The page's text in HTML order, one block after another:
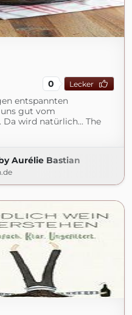
0 Lecker
entspannten
gut vom
wird natürlich... The
Aurélie Bastian